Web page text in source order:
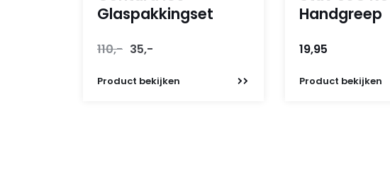
Glaspakkingset
110,- Oorspronkelijke
was:
35,-
is:
35,-.
Product bekijken
Handgreep
19,95
Product bekijken